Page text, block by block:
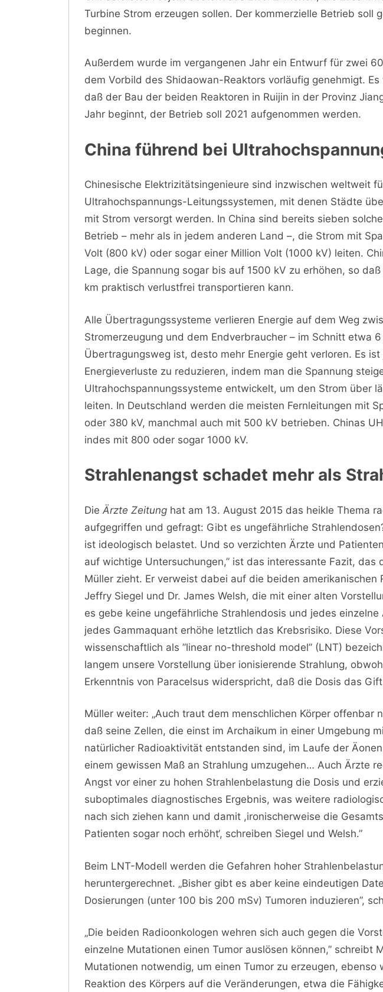
Turbine Strom erzeugen sollen. Der kommerzielle Betrieb soll
beginnen.
Außerdem wurde im vergangenen Jahr ein Entwurf für zwei
dem Vorbild des Shidaowan-Reaktors vorläufig genehmigt.
daß der Bau der beiden Reaktoren in Ruijin in der Provinz
Jahr beginnt, der Betrieb soll 2021 aufgenommen werden.
China führend bei
Chinesische Elektrizitätsingenieure sind inzwischen weltweit
Ultrahochspannungs-Leitungssystemen, mit denen Städte
mit Strom versorgt werden. In China sind bereits sieben
Betrieb – mehr als in jedem anderen Land –, die Strom mit
Volt (800 kV) oder sogar einer Million Volt (1000 kV) leiten.
Lage, die Spannung sogar bis auf 1500 kV zu erhöhen, so
km praktisch verlustfrei transportieren kann.
Alle Übertragungssysteme verlieren Energie auf dem Weg
Stromerzeugung und dem Endverbraucher – im Schnitt etwa
Übertragungsweg ist, desto mehr Energie geht verloren. Es
Energieverluste zu reduzieren, indem man die Spannung
Ultrahochspannungssysteme entwickelt, um den Strom über
leiten. In Deutschland werden die meisten Fernleitungen mit
oder 380 kV, manchmal auch mit 500 kV betrieben. Chinas
indes mit 800 oder sogar 1000 kV.
Strahlenangst schadet mehr als
Die Ärzte Zeitunghat am 13. August 2015 das heikle Thema
aufgegriffen und gefragt: Gibt es ungefährliche
ist ideologisch belastet. Und so verzichten Ärzte und
auf wichtige Untersuchungen,” ist das interessante Fazit, das
Müller zieht. Er verweist dabei auf die beiden amerikanischen
Jeffry Siegel und Dr. James Welsh, die mit einer alten
es gebe keine ungefährliche Strahlendosis und jedes einzelne
jedes Gammaquant erhöhe letztlich das Krebsrisiko. Diese
wissenschaftlich als ”linear no-threshold model” (LNT)
langem unsere Vorstellung über ionisierende Strahlung,
Erkenntnis von Paracelsus widerspricht, daß die Dosis das
Müller weiter: „Auch traut dem menschlichen Körper offenbar
daß seine Zellen, die einst im Archaikum in einer Umgebung
natürlicher Radioaktivität entstanden sind, im Laufe der
einem gewissen Maß an Strahlung umzugehen… Auch Ärzte
Angst vor einer zu hohen Strahlenbelastung die Dosis und
suboptimales diagnostisches Ergebnis, was weitere
nach sich ziehen kann und damit ,ironischerweise die
Patienten sogar noch erhöht‘, schreiben Siegel und Welsh.”
Beim LNT-Modell werden die Gefahren hoher
heruntergerechnet. „Bisher gibt es aber keine eindeutigen
Dosierungen (unter 100 bis 200 mSv) Tumoren induzieren”,
„Die beiden Radioonkologen wehren sich auch gegen die
einzelne Mutationen einen Tumor auslösen können,” schreibt
Mutationen notwendig, um einen Tumor zu erzeugen, ebenso
Reaktion des Körpers auf die Veränderungen, etwa die